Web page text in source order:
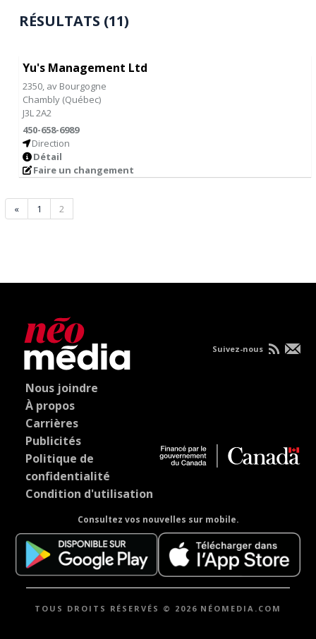
RÉSULTATS (11)
Yu's Management Ltd
2350, av Bourgogne
Chambly (Québec)
J3L 2A2
450-658-6989
Direction
Détail
Faire un changement
« 1 2
Nous joindre
À propos
Carrières
Publicités
Politique de
confidentialité
Condition d'utilisation
Consultez vos nouvelles sur mobile.
Suivez-nous
TOUS DROITS RÉSERVÉS © 2026 NÉOMEDIA.COM